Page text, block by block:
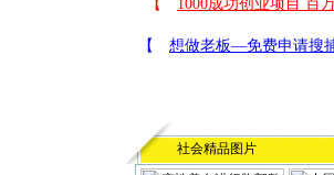
社会精品图片